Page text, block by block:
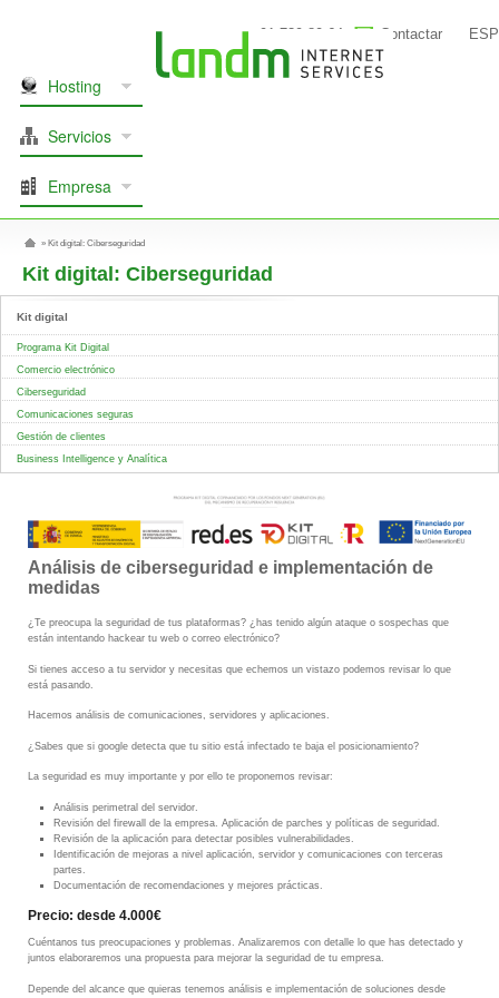
91 739 80 64 Contactar ESP
Hosting
Servicios
Empresa
» Kit digital: Ciberseguridad
Kit digital: Ciberseguridad
Kit digital
Programa Kit Digital
Comercio electrónico
Ciberseguridad
Comunicaciones seguras
Gestión de clientes
Business Intelligence y Analítica
Análisis de ciberseguridad e implementación de
medidas
¿Te preocupa la seguridad de tus plataformas? ¿has tenido algún ataque o sospechas que
están intentando hackear tu web o correo electrónico?
Si tienes acceso a tu servidor y necesitas que echemos un vistazo podemos revisar lo que
está pasando.
Hacemos análisis de comunicaciones, servidores y aplicaciones.
¿Sabes que si google detecta que tu sitio está infectado te baja el posicionamiento?
La seguridad es muy importante y por ello te proponemos revisar:
Análisis perimetral del servidor.
Revisión del firewall de la empresa. Aplicación de parches y políticas de seguridad.
Revisión de la aplicación para detectar posibles vulnerabilidades.
Identificación de mejoras a nivel aplicación, servidor y comunicaciones con terceras
partes.
Documentación de recomendaciones y mejores prácticas.
Precio: desde 4.000€
Cuéntanos tus preocupaciones y problemas. Analizaremos con detalle lo que has detectado y
juntos elaboraremos una propuesta para mejorar la seguridad de tu empresa.
Depende del alcance que quieras tenemos análisis e implementación de soluciones desde